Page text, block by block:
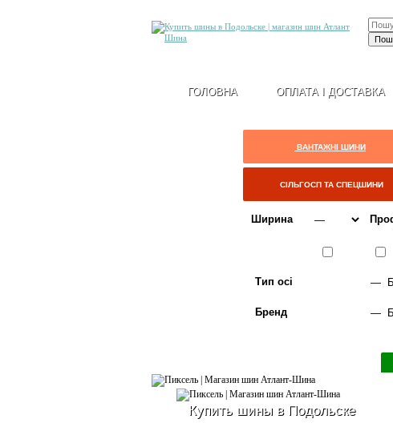
ГОЛОВНА ОПЛАТА І ДОСТАВКА
ВАНТАЖНІ ШИНИ
СІЛЬГОСП ТА СПЕЦШИНИ
Ширина
Тип осі
Бренд
Купить шины в Подольске